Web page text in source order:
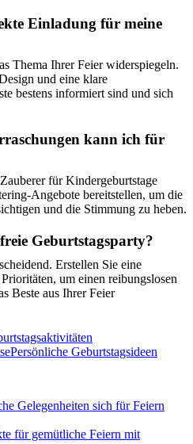
Einladung für meine
Thema Ihrer Feier widerspiegeln.
und eine klare
bestens informiert sind und sich
kann ich für
für Kindergeburtstage
Angebote bereitstellen, um die
und die Stimmung zu heben.
Geburtstagsparty?
Erstellen Sie eine
um einen reibungslosen
Beste aus Ihrer Feier
Persönliche Geburtstagsideen
Gelegenheiten sich für Feiern
für gemütliche Feiern mit